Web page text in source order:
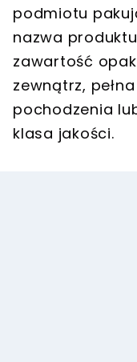
podmiotu
nazwa
zawartość
zewnątrz,
pochodzenia
klasa jakości.